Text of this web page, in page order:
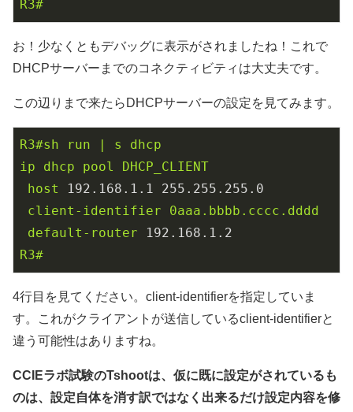
R3#
お！少なくともデバッグに表示がされましたね！これで
DHCPサーバーまでのコネクティビティは大丈夫です。
この辺りまで来たらDHCPサーバーの設定を見てみます。
R3#sh run s
dhcp
ip
dhcp pool
DHCP_CLIENT
host
192.168 .1 .1 255.255 .255 .0
client-identifier
0aaa.bbbb.cccc.dddd
default-router
192.168 .1 .2
R3#
4行目を見てください。client-identifierを指定していま
す。これがクライアントが送信しているclient-identifierと
違う可能性はありますね。
CCIEラボ試験のTshootは、仮に既に設定がされているも
のは、設定自体を消す訳ではなく出来るだけ設定内容を修